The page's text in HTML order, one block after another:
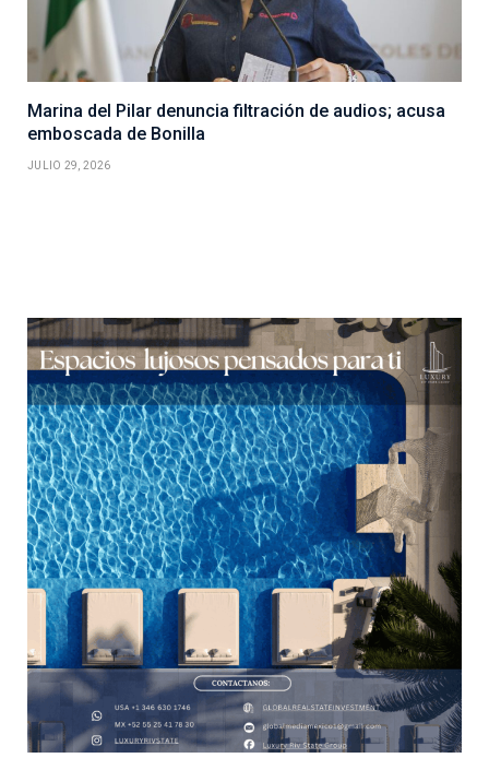
Marina del Pilar denuncia filtración de audios; acusa
emboscada de Bonilla
JULIO 29, 2026